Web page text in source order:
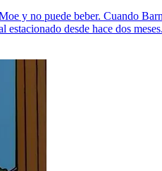
y no puede beber. Cuando
desde hace dos